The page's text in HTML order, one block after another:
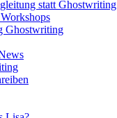
statt Ghostwriting
Ghostwriting